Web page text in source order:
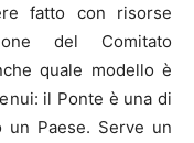
fatto con risorse
del Comitato
quale modello è
il Ponte è una di
un Paese. Serve un